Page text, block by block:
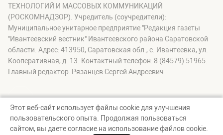
ТЕХНОЛОГИЙ И МАССОВЫХ КОММУНИКАЦИЙ
(РОСКОМНАДЗОР). Учредитель (соучредители):
Муниципальное унитарное предприятие "Редакция газеты
"Ивантеевский вестник" Ивантеевского района Саратовской
области. Адрес: 413950, Саратовская обл., с. Ивантеевка, ул.
Кооперативная, д. 13. Контактный телефон: 8 (84579) 51965.
Главный редактор: Рязанцев Сергей Андреевич
© "ivavestnik" - сетевое издание, 2026
Этот веб-сайт использует файлы cookie для улучшения
пользовательского опыта. Продолжая пользоваться
сайтом, вы даете согласие на использование файлов cookie.